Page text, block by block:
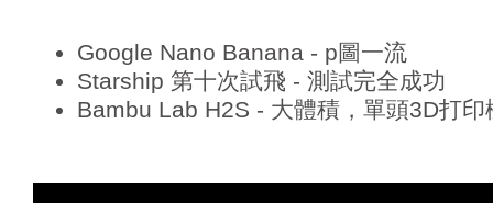
Google Nano Banana - p圖一流
Starship 第十次試飛 - 測試完全成功
Bambu Lab H2S - 大體積，單頭3D打印